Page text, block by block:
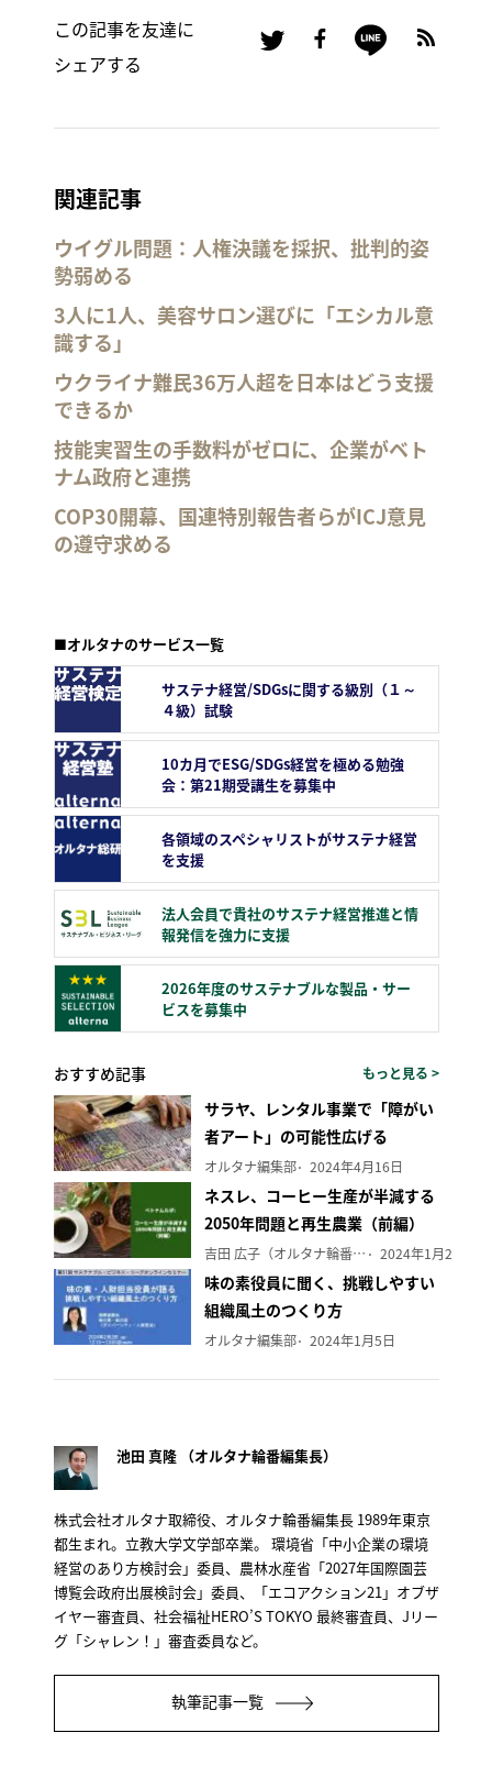
この記事を友達に
シェアする
関連記事
ウイグル問題：人権決議を採択、批判的姿
勢弱める
3人に1人、美容サロン選びに「エシカル意
識する」
ウクライナ難民36万人超を日本はどう支援
できるか
技能実習生の手数料がゼロに、企業がベト
ナム政府と連携
COP30開幕、国連特別報告者らがICJ意見
の遵守求める
■オルタナのサービス一覧
サステナ経営/SDGsに関する級別（１～
４級）試験
10カ月でESG/SDGs経営を極める勉強
会：第21期受講生を募集中
各領域のスペシャリストがサステナ経営
を支援
法人会員で貴社のサステナ経営推進と情
報発信を強力に支援
2026年度のサステナブルな製品・サー
ビスを募集中
おすすめ記事 もっと見る >
サラヤ、レンタル事業で「障がい
者アート」の可能性広げる
オルタナ編集部 2024年4月16日
ネスレ、コーヒー生産が半減する
2050年問題と再生農業（前編）
吉田 広子（オルタナ輪番編集長） 2024年1月29日
味の素役員に聞く、挑戦しやすい
組織風土のつくり方
オルタナ編集部 2024年1月5日
池田 真隆 （オルタナ輪番編集長）
株式会社オルタナ取締役、オルタナ輪番編集長 1989年東京
都生まれ。立教大学文学部卒業。 環境省「中小企業の環境
経営のあり方検討会」委員、農林水産省「2027年国際園芸
博覧会政府出展検討会」委員、「エコアクション21」オブザ
イヤー審査員、社会福祉HERO’S TOKYO 最終審査員、Jリー
グ「シャレン！」審査委員など。
執筆記事一覧